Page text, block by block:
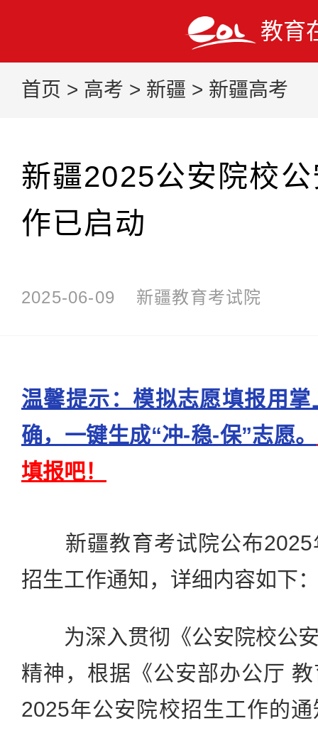
教育
首页 > 高考 > 新疆 > 新疆高考
新疆2025公安院校
作已启动
2025-06-09 新疆教育考试院
温馨提示：模拟志愿填报用
确，一键生成“冲-稳-保”志愿。
填报吧！
新疆教育考试院公布2025
招生工作通知，详细内容
为深入贯彻《公安院校公安
精神，根据《公安部办公厅
2025年公安院校招生工作的